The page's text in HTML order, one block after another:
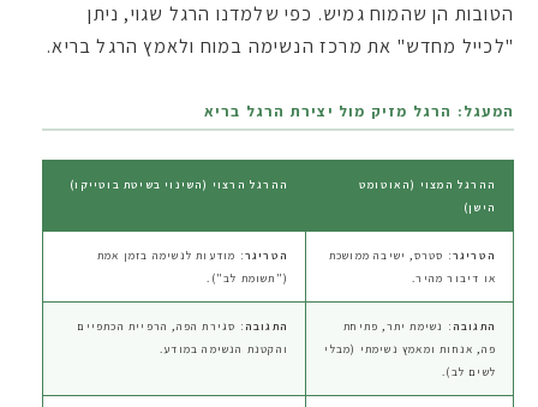
הטובות הן שהמוח גמיש. כפי שלמדנו הרגל שגוי, ניתן
"לכייל מחדש" את מרכז הנשימה במוח ולאמץ הרגל בריא.
המעגל: הרגל מזיק מול יצירת הרגל בריא
ההרגל המצוי (האוטומט
הישן)
ההרגל הרצוי (השינוי בשיטת בוטייקו)
הטריגר: סטרס, ישיבה ממושכת
או דיבור מהיר.
הטריגר: מודעות לנשימה בזמן אמת
("תשומת לב").
התגובה: נשימת יתר, פתיחת
פה, אנחות ומאמץ נשימתי (מבלי
לשים לב).
התגובה: סגירת הפה, הרפיית הכתפיים
והקטנת הנשימה במודע.